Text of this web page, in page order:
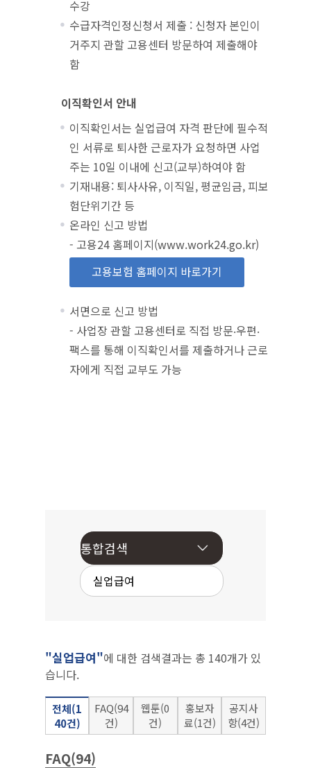
수강
수급자격인정신청서 제출 : 신청자 본인이
거주지 관할 고용센터 방문하여 제출해야
함
이직확인서 안내
이직확인서는 실업급여 자격 판단에 필수적
인 서류로 퇴사한 근로자가 요청하면 사업
주는 10일 이내에 신고(교부)하여야 함
기재내용: 퇴사사유, 이직일, 평균임금, 피보
험단위기간 등
온라인 신고 방법
- 고용24 홈페이지(www.work24.go.kr)
고용보험 홈페이지 바로가기
서면으로 신고 방법
- 사업장 관할 고용센터로 직접 방문‧우편‧
팩스를 통해 이직확인서를 제출하거나 근로
자에게 직접 교부도 가능
"실업급여"에 대한 검색결과는 총 140개가 있
습니다.
전체(1
40건)
FAQ(94
건)
웹툰(0
건)
홍보자
료(1건)
공지사
항(4건)
FAQ(94)